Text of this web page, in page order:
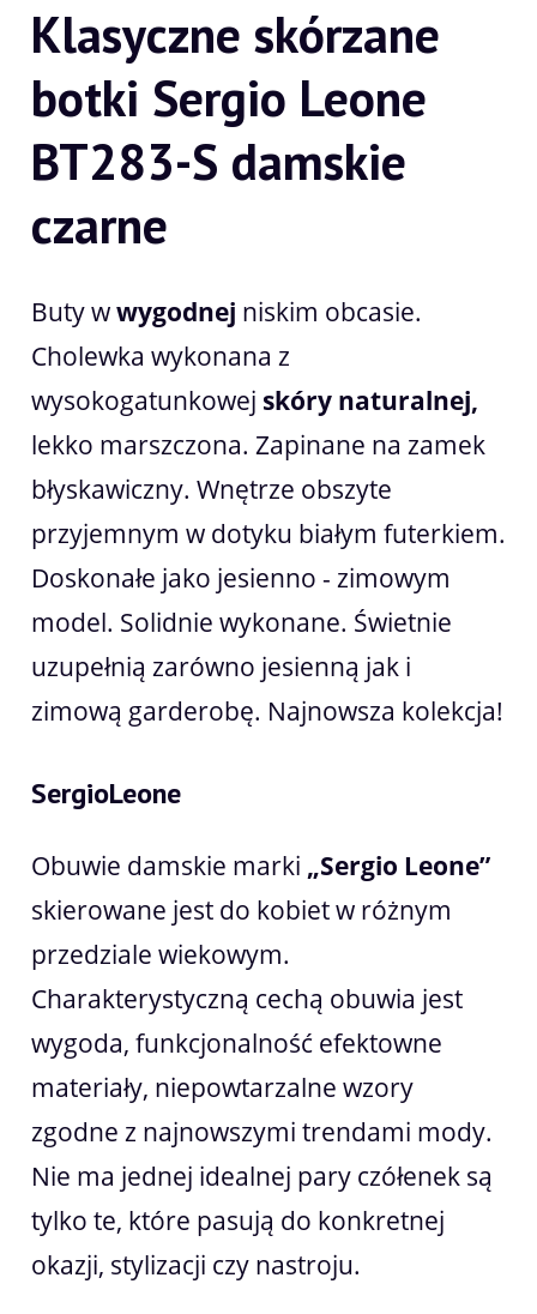
Klasyczne skórzane
botki Sergio Leone
BT283-S damskie
czarne
Buty wwygodnej niskim obcasie.
Cholewka wykonana z
wysokogatunkowej skóry naturalnej,
lekko marszczona. Zapinane na zamek
błyskawiczny. Wnętrze obszyte
przyjemnym w dotyku białym futerkiem.
Doskonałe jako jesienno - zimowym
model. Solidnie wykonane. Świetnie
uzupełnią zarówno jesienną jak i
zimową garderobę. Najnowsza kolekcja!
SergioLeone
Obuwie damskie marki „Sergio Leone”
skierowane jest do kobiet w różnym
przedziale wiekowym.
Charakterystyczną cechą obuwia jest
wygoda, funkcjonalność efektowne
materiały, niepowtarzalne wzory
zgodne z najnowszymi trendami mody.
Nie ma jednej idealnej pary czółenek są
tylko te, które pasują do konkretnej
okazji, stylizacji czy nastroju.